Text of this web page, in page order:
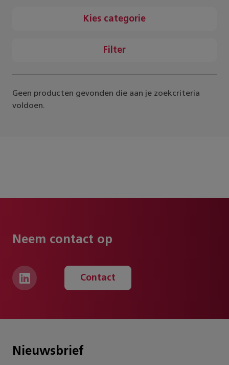
Kies categorie
Filter
Geen producten gevonden die aan je zoekcriteria
voldoen.
Neem contact op
Contact
Nieuwsbrief